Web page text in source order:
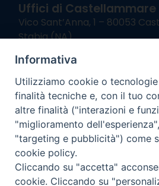
Uffici di Castellammare
Vico Sant’Anna, 1 – 80053
Stabia (NA)
Giorni ed Orari Apertura
Lunedì e Mercoledì ore 09:00 –
Uffici Matrimoni:
Lunedì e Mercoledì ore 09:30 –
seguici su
Informativa
Utilizziamo cookie o
finalità tecniche e, con il tuo
altre finalità ("interazioni e
"miglioramento
"targeting e pubblicità") come
cookie policy.
Cliccando su "accetta"
cookie. Cliccando su